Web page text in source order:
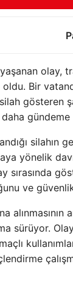
Bir
gösteren
silahın
yönelik
ve
sürüyor.